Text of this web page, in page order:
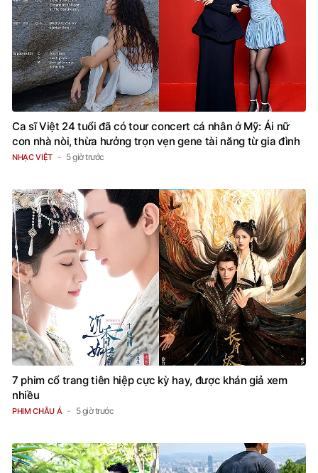
Ca sĩ Việt 24 tuổi đã có tour concert cá nhân ở Mỹ: Ái nữ
con nhà nòi, thừa hưởng trọn vẹn gene tài năng từ gia đình
NHẠC VIỆT 5 giờ trước
7 phim cổ trang tiên hiệp cực kỳ hay, được khán giả xem
nhiều
PHIM CHÂU Á 5 giờ trước